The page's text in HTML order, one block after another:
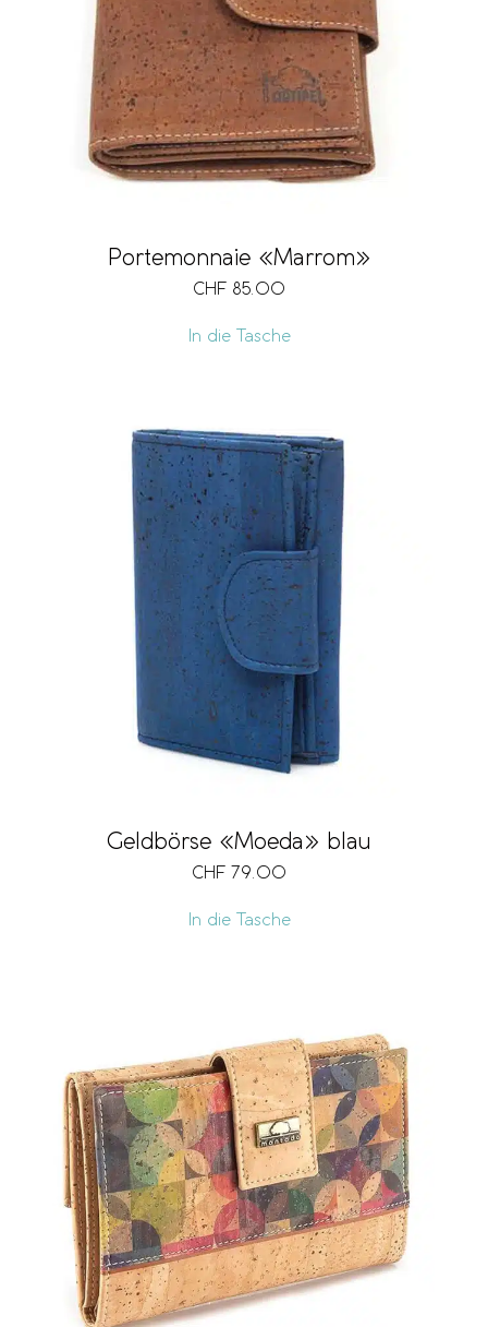
Portemonnaie «Marrom»
CHF 85.00
In die Tasche
Geldbörse «Moeda» blau
CHF 79.00
In die Tasche